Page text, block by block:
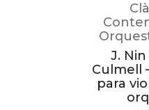
J. Nin
Culmell
para